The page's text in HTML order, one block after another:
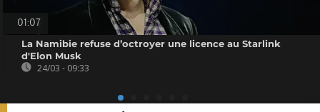
01:07
La Namibie refuse d’octroyer une licence au Starlink
d'Elon Musk
24/03 - 09:33